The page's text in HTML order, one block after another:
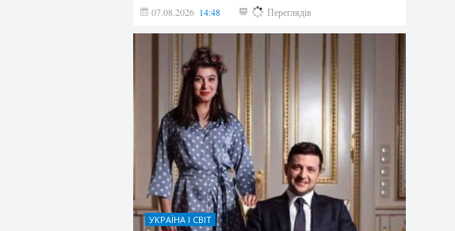
07.08.2026 14:48 217 Переглядів
УКРАЇНА І СВІТ